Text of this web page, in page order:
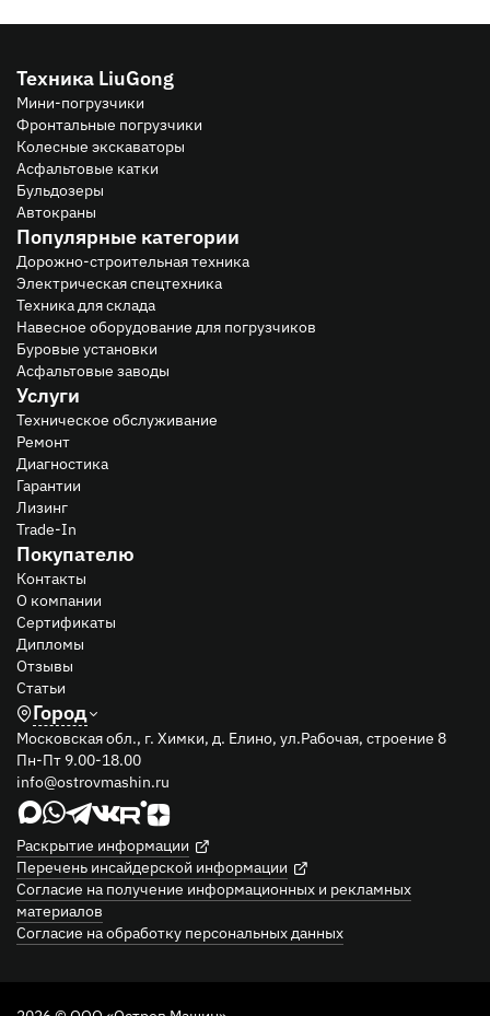
Техника LiuGong
Мини-погрузчики
Фронтальные погрузчики
Колесные экскаваторы
Асфальтовые катки
Бульдозеры
Автокраны
Популярные категории
Дорожно-строительная техника
Электрическая спецтехника
Техника для склада
Навесное оборудование для погрузчиков
Буровые установки
Асфальтовые заводы
Услуги
Техническое обслуживание
Ремонт
Диагностика
Гарантии
Лизинг
Trade-In
Покупателю
Контакты
О компании
Сертификаты
Дипломы
Отзывы
Статьи
Город
Московская обл., г. Химки, д. Елино, ул.Рабочая, строение 8
Пн-Пт 9.00-18.00
info@ostrovmashin.ru
Раскрытие информации
Перечень инсайдерской информации
Согласие на получение информационных и рекламных
материалов
Согласие на обработку персональных данных